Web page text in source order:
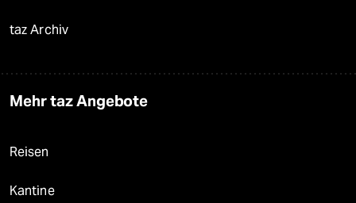
taz Archiv
Mehr taz Angebote
Reisen
Kantine